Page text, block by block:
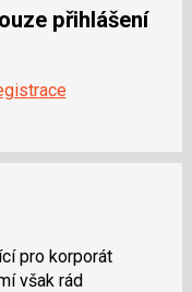
přihlášení
pro korporát
však rád